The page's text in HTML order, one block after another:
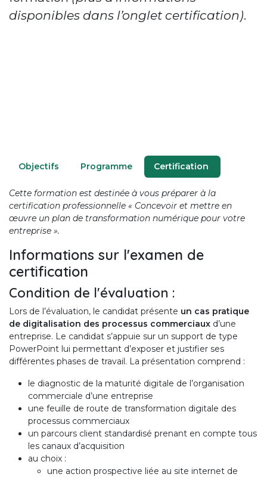
disponibles dans l’onglet certification).
O​bjectifs P​rogramme Certification
Cette formation est destinée à vous préparer à la
certification professionnelle « Concevoir et mettre en
œuvre un plan de transformation numérique pour votre
entreprise ».
Informations sur l'examen de
certification
Condition de l'évaluation :
Lors de l’évaluation, le candidat présente un cas pratique
de digitalisation des processus commerciaux d’une
entreprise. Le candidat s’appuie sur un support de type
PowerPoint lui permettant d’exposer et justifier ses
différentes phases de travail. La présentation comprend :
le diagnostic de la maturité digitale de l’organisation
commerciale d’une entreprise
une feuille de route de transformation digitale des
processus commerciaux
un parcours client standardisé prenant en compte tous
les canaux d’acquisition
au choix :
une action prospective liée au site internet de